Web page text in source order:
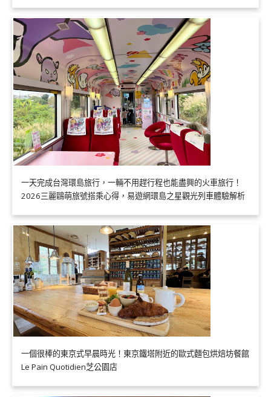
一天完成台灣環島旅行，一輛不用趕行程也能盡興的火車旅行！
2026三麗鷗萌旅號搭乘心得，易遊網環島之星觀光列車體驗解析
一個很棒的東京式早晨時光！東京鐵塔附近的歐式麵包烘焙坊餐館
Le Pain Quotidien芝公園店